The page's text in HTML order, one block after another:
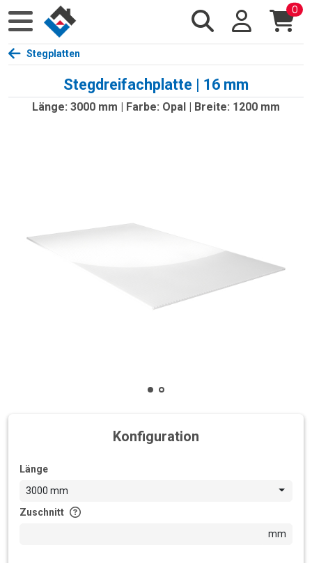
0
Stegplatten
Stegdreifachplatte | 16 mm
Länge: 3000 mm | Farbe: Opal | Breite: 1200 mm
Konfiguration
Länge
3000 mm
Zuschnitt
mm